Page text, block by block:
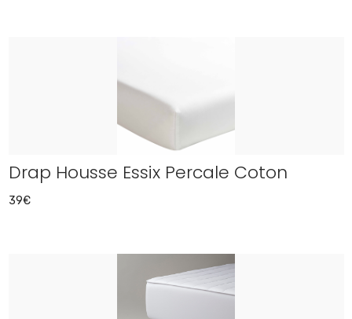
Drap Housse Essix Percale Coton
39€